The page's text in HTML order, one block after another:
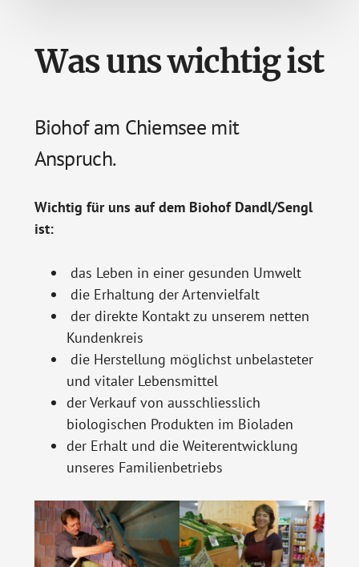
Was uns wichtig ist
Biohof am Chiemsee mit
Anspruch.
Wichtig für uns auf dem Biohof Dandl/Sengl
ist:
das Leben in einer gesunden Umwelt
die Erhaltung der Artenvielfalt
der direkte Kontakt zu unserem netten
Kundenkreis
die Herstellung möglichst unbelasteter
und vitaler Lebensmittel
der Verkauf von ausschliesslich
biologischen Produkten im Bioladen
der Erhalt und die Weiterentwicklung
unseres Familienbetriebs